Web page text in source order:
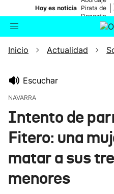
Hoy es noticia Pirata de
Donostia
Buscador
Inicio Actualidad
Escuchar
NAVARRA
Intento de
Fitero: una
matar a sus
menores